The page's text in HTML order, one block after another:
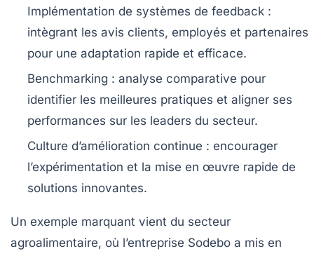
Implémentation de systèmes de feedback :
intègrant les avis clients, employés et partenaires
pour une adaptation rapide et efficace.
Benchmarking : analyse comparative pour
identifier les meilleures pratiques et aligner ses
performances sur les leaders du secteur.
Culture d’amélioration continue : encourager
l’expérimentation et la mise en œuvre rapide de
solutions innovantes.
Un exemple marquant vient du secteur
agroalimentaire, où l’entreprise Sodebo a mis en